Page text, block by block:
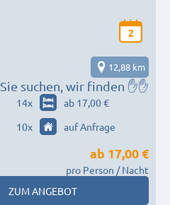
2
✋Home4Time Halle: Sie suchen, wir finden ✋✋
12,88 km
14x
ab 17,00 €
10x auf Anfrage
ab 17,00 €
pro Person / Nacht
ZUM ANGEBOT